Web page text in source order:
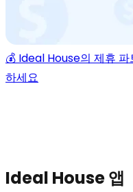
💰 Ideal House의 제휴 파
하세요
Ideal House 앱